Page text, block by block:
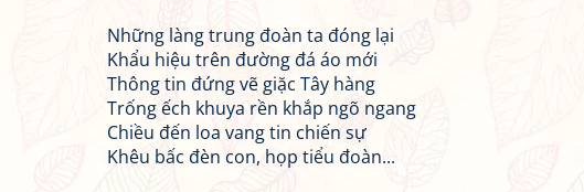
Những làng trung đoàn ta đóng lại
Khẩu hiệu trên đường đá áo mới
Thông tin đứng vẽ giặc Tây hàng
Trống ếch khuya rền khắp ngõ ngang
Chiều đến loa vang tin chiến sự
Khêu bấc đèn con, họp tiểu đoàn...